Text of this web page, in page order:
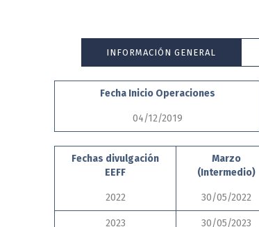
INFORMACIÓN GENERAL
Fecha Inicio Operaciones
04/12/2019
Fechas divulgación
EEFF
Marzo
(Intermedio)
2022 30/05/2022
2023 30/05/2023